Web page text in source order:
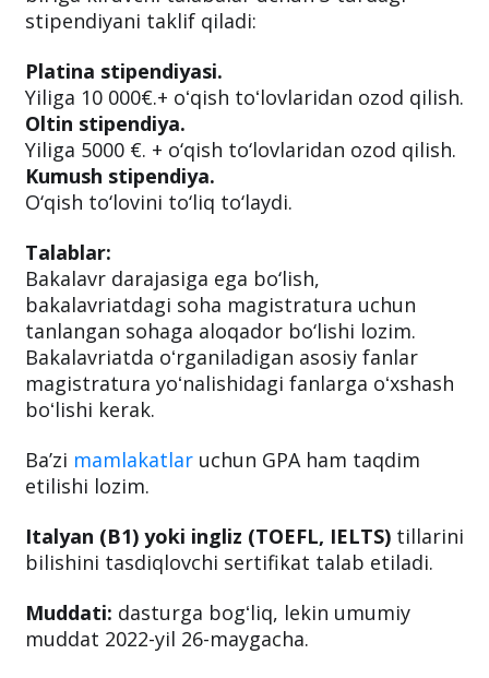
stipendiyani taklif qiladi:
Platina stipendiyasi.
Yiliga 10 000€.+ oʻqish toʻlovlaridan ozod qilish.
Oltin stipendiya.
Yiliga 5000 €. + o‘qish to‘lovlaridan ozod qilish.
Kumush stipendiya.
O‘qish to‘lovini to‘liq to‘laydi.
Talablar:
Bakalavr darajasiga ega bo‘lish,
bakalavriatdagi soha magistratura uchun
tanlangan sohaga aloqador bo‘lishi lozim.
Bakalavriatda oʻrganiladigan asosiy fanlar
magistratura yoʻnalishidagi fanlarga oʻxshash
boʻlishi kerak.
Ba’zi mamlakatlar uchun GPA ham taqdim
etilishi lozim.
Italyan (B1) yoki ingliz (TOEFL, IELTS) tillarini
bilishini tasdiqlovchi sertifikat talab etiladi.
Muddati: dasturga bogʻliq, lekin umumiy
muddat 2022-yil 26-maygacha.